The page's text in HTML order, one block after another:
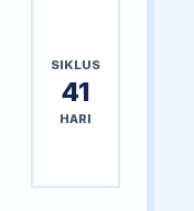
SIKLUS
41
HARI